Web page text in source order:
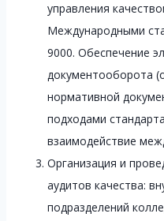
управления
Международными
9000. Обеспечение
документооборота
нормативной
подходами
взаимодействие
Организация и
аудитов качества:
подразделений